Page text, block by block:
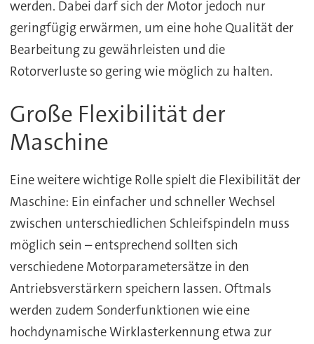
werden. Dabei darf sich der Motor jedoch nur
geringfügig erwärmen, um eine hohe Qualität der
Bearbeitung zu gewährleisten und die
Rotorverluste so gering wie möglich zu halten.
Große Flexibilität der
Maschine
Eine weitere wichtige Rolle spielt die Flexibilität der
Maschine: Ein einfacher und schneller Wechsel
zwischen unterschiedlichen Schleifspindeln muss
möglich sein – entsprechend sollten sich
verschiedene Motorparametersätze in den
Antriebsverstärkern speichern lassen. Oftmals
werden zudem Sonderfunktionen wie eine
hochdynamische Wirklasterkennung etwa zur